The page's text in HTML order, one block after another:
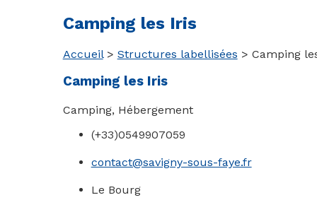
Camping les Iris
Accueil> Structures labellisées > Camping
Camping les Iris
Camping, Hébergement
(+33)0549907059
contact@savigny-sous-faye.fr
Le Bourg